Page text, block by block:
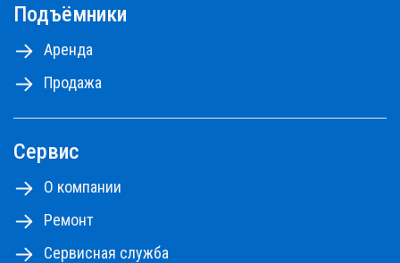
Подъёмники
Аренда
Продажа
Сервис
О компании
Ремонт
Сервисная служба